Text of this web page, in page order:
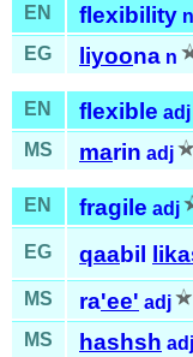
EN flexibility n
EG
liyoona n
EN flexible adj
MS
marin adj
EN fragile adj
EG qaabil li
MS ra'ee' adj
MS hashsh adj